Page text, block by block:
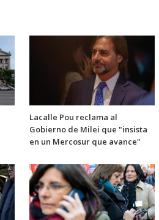
Lacalle Pou reclama al
Gobierno de Milei que "insista
en un Mercosur que avance"